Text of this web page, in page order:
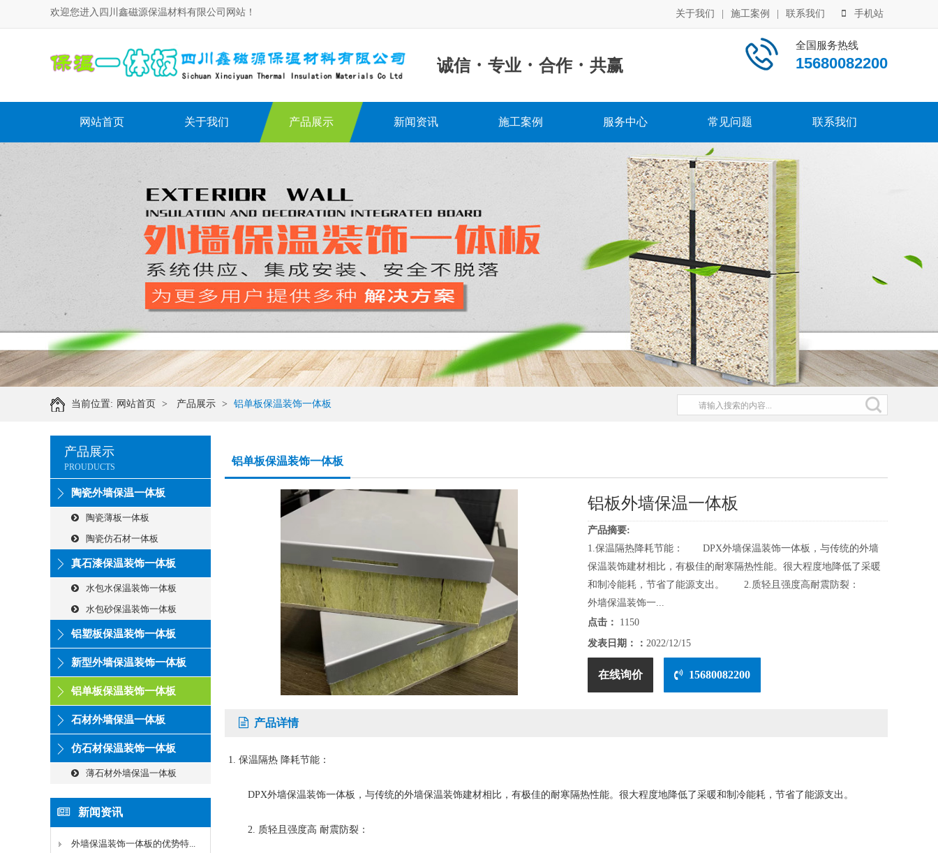
欢迎您进入四川鑫磁源保温材料有限公司网站！ 关于我们 施工案例 联系我们 手机站
诚信 · 专业 · 合作 · 共赢
全国服务热线
15680082200
网站首页 关于我们 产品展示 新闻资讯 施工案例 服务中心 常见问题 联系我们
当前位置: 网站首页 > 产品展示 > 铝单板保温装饰一体板
产品展示
PROUDUCTS
陶瓷外墙保温一体板
陶瓷薄板一体板
陶瓷仿石材一体板
真石漆保温装饰一体板
水包水保温装饰一体板
水包砂保温装饰一体板
铝塑板保温装饰一体板
新型外墙保温装饰一体板
铝单板保温装饰一体板
石材外墙保温一体板
仿石材保温装饰一体板
薄石材外墙保温一体板
新闻资讯
外墙保温装饰一体板的优势特...
铝单板保温装饰一体板
铝板外墙保温一体板
产品摘要:
1.保温隔热降耗节能： DPX外墙保温装饰一体板，与传统的外墙
保温装饰建材相比，有极佳的耐寒隔热性能。很大程度地降低了采暖
和制冷能耗，节省了能源支出。 2.质轻且强度高耐震防裂：
外墙保温装饰一...
点击：
1150
发表日期：： 2022/12/15
在线询价 15680082200
产品详情
1. 保温隔热 降耗节能：
DPX外墙保温装饰一体板，与传统的外墙保温装饰建材相比，有极佳的耐寒隔热性能。很大程度地降低了采暖和制冷能耗，节省了能源支出。
2. 质轻且强度高 耐震防裂：